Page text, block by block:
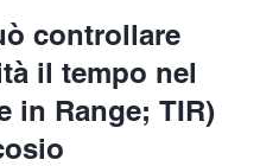
controllare
il tempo nel
in Range; TIR)